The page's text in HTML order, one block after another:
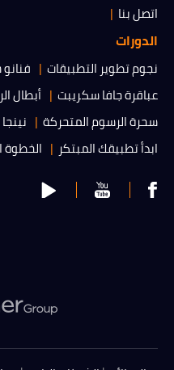
اتصل بنا
الدورات
نجوم تطوير التطبيقات
عباقرة جافا سكريبت
أبطال
سحرة الرسوم المتحركة
ابدأ تطبيقك المبتكر
الخطوة